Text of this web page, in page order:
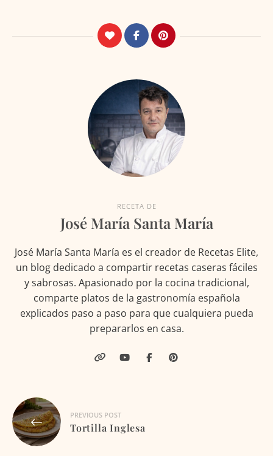
RECETA DE
José María Santa María
José María Santa María es el creador de Recetas Elite,
un blog dedicado a compartir recetas caseras fáciles
y sabrosas. Apasionado por la cocina tradicional,
comparte platos de la gastronomía española
explicados paso a paso para que cualquiera pueda
prepararlos en casa.
Navegación
de
entradas
PREVIOUS POST
Tortilla Inglesa